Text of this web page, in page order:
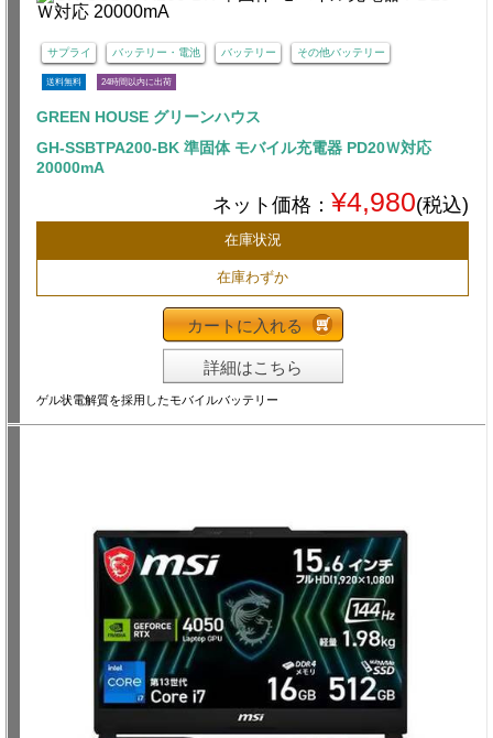
サプライ バッテリー・電池 バッテリー その他バッテリー
送料無料 24時間以内に出荷
GREEN HOUSE グリーンハウス
GH-SSBTPA200-BK 準固体 モバイル充電器 PD20Ｗ対応
20000mA
ネット価格： ¥4,980(税込)
在庫状況
在庫わずか
カートに入れる
詳細はこちら
ゲル状電解質を採用したモバイルバッテリー